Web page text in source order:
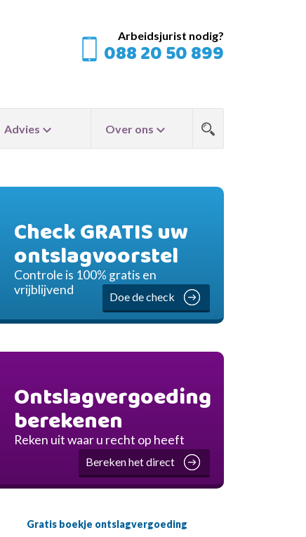
Arbeidsjurist nodig?
088 20 50 899
Advies Over ons
Check GRATIS uw
ontslagvoorstel
Controle is 100% gratis en
vrijblijvend
Doe de check
Ontslagvergoeding
berekenen
Reken uit waar u recht op heeft
Bereken het direct
Gratis boekje ontslagvergoeding